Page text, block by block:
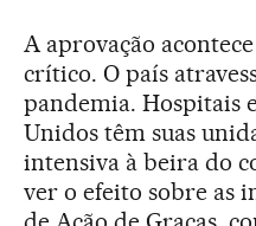
A aprovação
crítico. O país
pandemia. Hospitais
Unidos têm suas
intensiva à beira do
ver o efeito sobre as